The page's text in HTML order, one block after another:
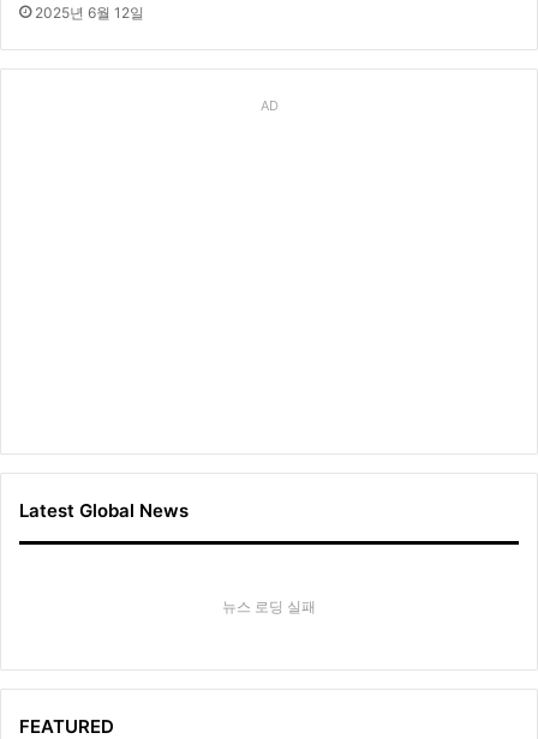
2025년 6월 12일
AD
Latest Global News
뉴스 로딩 실패
FEATURED